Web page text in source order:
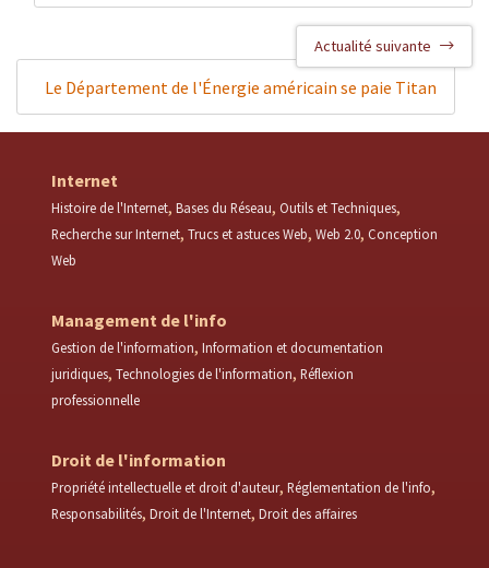
Actualité suivante
Le Département de l'Énergie américain se paie Titan
Internet
Histoire de l'Internet Bases du Réseau Outils et Techniques
Recherche sur Internet Trucs et astuces Web Web 2.0 Conception
Web
Management de l'info
Gestion de l'information Information et documentation
juridiques Technologies de l'information Réflexion
professionnelle
Droit de l'information
Propriété intellectuelle et droit d'auteur Réglementation de l'info
Responsabilités Droit de l'Internet Droit des affaires